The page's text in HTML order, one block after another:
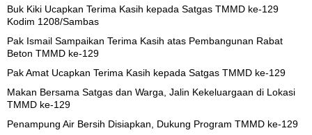
Buk Kiki Ucapkan Terima Kasih kepada Satgas TMMD ke-129
Kodim 1208/Sambas
Pak Ismail Sampaikan Terima Kasih atas Pembangunan Rabat
Beton TMMD ke-129
Pak Amat Ucapkan Terima Kasih kepada Satgas TMMD ke-129
Makan Bersama Satgas dan Warga, Jalin Kekeluargaan di Lokasi
TMMD ke-129
Penampung Air Bersih Disiapkan, Dukung Program TMMD ke-129